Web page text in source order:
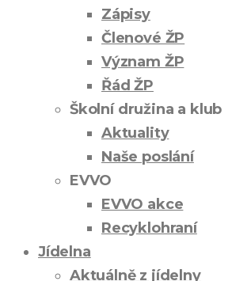
Zápisy
Členové ŽP
Význam ŽP
Řád ŽP
Školní družina a klub
Aktuality
Naše poslání
EVVO
EVVO akce
Recyklohraní
Jídelna
Aktuálně z jídelny